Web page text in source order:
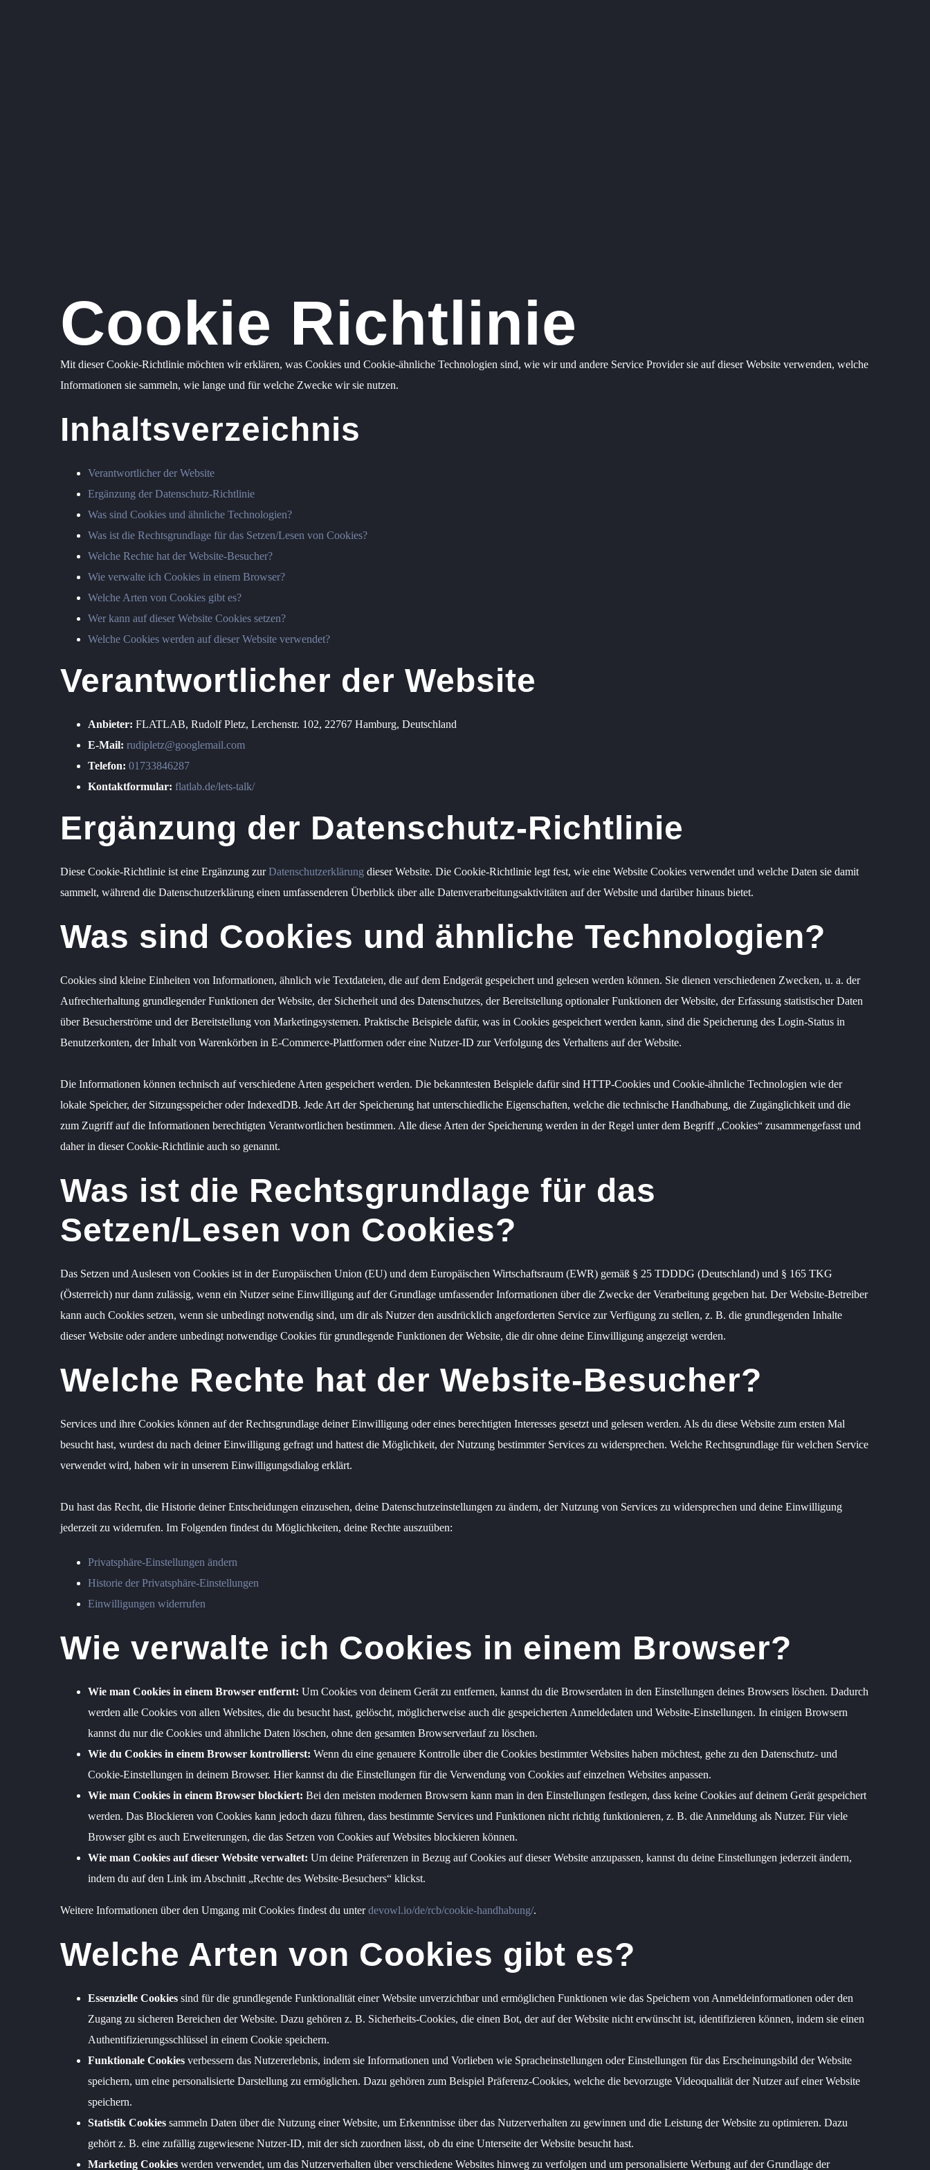
Cookie Richtlinie
Mit dieser Cookie-Richtlinie möchten wir erklären, was Cookies und Cookie-ähnliche Technologien sind, wie wir und andere Service Provider sie auf dieser Website verwenden, welche
Informationen sie sammeln, wie lange und für welche Zwecke wir sie nutzen.
Inhaltsverzeichnis
Verantwortlicher der Website
Ergänzung der Datenschutz-Richtlinie
Was sind Cookies und ähnliche Technologien?
Was ist die Rechtsgrundlage für das Setzen/Lesen von Cookies?
Welche Rechte hat der Website-Besucher?
Wie verwalte ich Cookies in einem Browser?
Welche Arten von Cookies gibt es?
Wer kann auf dieser Website Cookies setzen?
Welche Cookies werden auf dieser Website verwendet?
Verantwortlicher der Website
Anbieter: FLATLAB, Rudolf Pletz, Lerchenstr. 102, 22767 Hamburg, Deutschland
E-Mail: rudipletz@googlemail.com
Telefon: 01733846287
Kontaktformular: flatlab.de/lets-talk/
Ergänzung der Datenschutz-Richtlinie
Diese Cookie-Richtlinie ist eine Ergänzung zurDatenschutzerklärung dieser Website. Die Cookie-Richtlinie legt fest, wie eine Website Cookies verwendet und welche Daten sie damit
sammelt, während die Datenschutzerklärung einen umfassenderen Überblick über alle Datenverarbeitungsaktivitäten auf der Website und darüber hinaus bietet.
Was sind Cookies und ähnliche Technologien?
Cookies sind kleine Einheiten von Informationen, ähnlich wie Textdateien, die auf dem Endgerät gespeichert und gelesen werden können. Sie dienen verschiedenen Zwecken, u. a. der
Aufrechterhaltung grundlegender Funktionen der Website, der Sicherheit und des Datenschutzes, der Bereitstellung optionaler Funktionen der Website, der Erfassung statistischer Daten
über Besucherströme und der Bereitstellung von Marketingsystemen. Praktische Beispiele dafür, was in Cookies gespeichert werden kann, sind die Speicherung des Login-Status in
Benutzerkonten, der Inhalt von Warenkörben in E-Commerce-Plattformen oder eine Nutzer-ID zur Verfolgung des Verhaltens auf der Website.
Die Informationen können technisch auf verschiedene Arten gespeichert werden. Die bekanntesten Beispiele dafür sind HTTP-Cookies und Cookie-ähnliche Technologien wie der
lokale Speicher, der Sitzungsspeicher oder IndexedDB. Jede Art der Speicherung hat unterschiedliche Eigenschaften, welche die technische Handhabung, die Zugänglichkeit und die
zum Zugriff auf die Informationen berechtigten Verantwortlichen bestimmen. Alle diese Arten der Speicherung werden in der Regel unter dem Begriff „Cookies“ zusammengefasst und
daher in dieser Cookie-Richtlinie auch so genannt.
Was ist die Rechtsgrundlage für das
Setzen/Lesen von Cookies?
Das Setzen und Auslesen von Cookies ist in der Europäischen Union (EU) und dem Europäischen Wirtschaftsraum (EWR) gemäß § 25 TDDDG (Deutschland) und § 165 TKG
(Österreich) nur dann zulässig, wenn ein Nutzer seine Einwilligung auf der Grundlage umfassender Informationen über die Zwecke der Verarbeitung gegeben hat. Der Website-Betreiber
kann auch Cookies setzen, wenn sie unbedingt notwendig sind, um dir als Nutzer den ausdrücklich angeforderten Service zur Verfügung zu stellen, z. B. die grundlegenden Inhalte
dieser Website oder andere unbedingt notwendige Cookies für grundlegende Funktionen der Website, die dir ohne deine Einwilligung angezeigt werden.
Welche Rechte hat der Website-Besucher?
Services und ihre Cookies können auf der Rechtsgrundlage deiner Einwilligung oder eines berechtigten Interesses gesetzt und gelesen werden. Als du diese Website zum ersten Mal
besucht hast, wurdest du nach deiner Einwilligung gefragt und hattest die Möglichkeit, der Nutzung bestimmter Services zu widersprechen. Welche Rechtsgrundlage für welchen Service
verwendet wird, haben wir in unserem Einwilligungsdialog erklärt.
Du hast das Recht, die Historie deiner Entscheidungen einzusehen, deine Datenschutzeinstellungen zu ändern, der Nutzung von Services zu widersprechen und deine Einwilligung
jederzeit zu widerrufen. Im Folgenden findest du Möglichkeiten, deine Rechte auszuüben:
Privatsphäre-Einstellungen ändern
Historie der Privatsphäre-Einstellungen
Einwilligungen widerrufen
Wie verwalte ich Cookies in einem Browser?
Wie man Cookies in einem Browser entfernt: Um Cookies von deinem Gerät zu entfernen, kannst du die Browserdaten in den Einstellungen deines Browsers löschen. Dadurch
werden alle Cookies von allen Websites, die du besucht hast, gelöscht, möglicherweise auch die gespeicherten Anmeldedaten und Website-Einstellungen. In einigen Browsern
kannst du nur die Cookies und ähnliche Daten löschen, ohne den gesamten Browserverlauf zu löschen.
Wie du Cookies in einem Browser kontrollierst: Wenn du eine genauere Kontrolle über die Cookies bestimmter Websites haben möchtest, gehe zu den Datenschutz- und
Cookie-Einstellungen in deinem Browser. Hier kannst du die Einstellungen für die Verwendung von Cookies auf einzelnen Websites anpassen.
Wie man Cookies in einem Browser blockiert: Bei den meisten modernen Browsern kann man in den Einstellungen festlegen, dass keine Cookies auf deinem Gerät gespeichert
werden. Das Blockieren von Cookies kann jedoch dazu führen, dass bestimmte Services und Funktionen nicht richtig funktionieren, z. B. die Anmeldung als Nutzer. Für viele
Browser gibt es auch Erweiterungen, die das Setzen von Cookies auf Websites blockieren können.
Wie man Cookies auf dieser Website verwaltet: Um deine Präferenzen in Bezug auf Cookies auf dieser Website anzupassen, kannst du deine Einstellungen jederzeit ändern,
indem du auf den Link im Abschnitt „Rechte des Website-Besuchers“ klickst.
Weitere Informationen über den Umgang mit Cookies findest du unterdevowl.io/de/rcb/cookie-handhabung/.
Welche Arten von Cookies gibt es?
Essenzielle Cookies sind für die grundlegende Funktionalität einer Website unverzichtbar und ermöglichen Funktionen wie das Speichern von Anmeldeinformationen oder den
Zugang zu sicheren Bereichen der Website. Dazu gehören z. B. Sicherheits-Cookies, die einen Bot, der auf der Website nicht erwünscht ist, identifizieren können, indem sie einen
Authentifizierungsschlüssel in einem Cookie speichern.
Funktionale Cookies verbessern das Nutzererlebnis, indem sie Informationen und Vorlieben wie Spracheinstellungen oder Einstellungen für das Erscheinungsbild der Website
speichern, um eine personalisierte Darstellung zu ermöglichen. Dazu gehören zum Beispiel Präferenz-Cookies, welche die bevorzugte Videoqualität der Nutzer auf einer Website
speichern.
Statistik Cookies sammeln Daten über die Nutzung einer Website, um Erkenntnisse über das Nutzerverhalten zu gewinnen und die Leistung der Website zu optimieren. Dazu
gehört z. B. eine zufällig zugewiesene Nutzer-ID, mit der sich zuordnen lässt, ob du eine Unterseite der Website besucht hast.
Marketing Cookies werden verwendet, um das Nutzerverhalten über verschiedene Websites hinweg zu verfolgen und um personalisierte Werbung auf der Grundlage der